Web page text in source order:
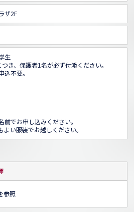
ザ2F
生
き、保護者1名が必ず付添ください。
不要。
でお申し込みください。
い服装でお越しください。
参照